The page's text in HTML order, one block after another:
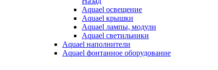
Aquael освещение
Aquael крышки
Aquael лампы, модули
Aquael светильники
Aquael наполнители
Aquael фонтанное оборудование